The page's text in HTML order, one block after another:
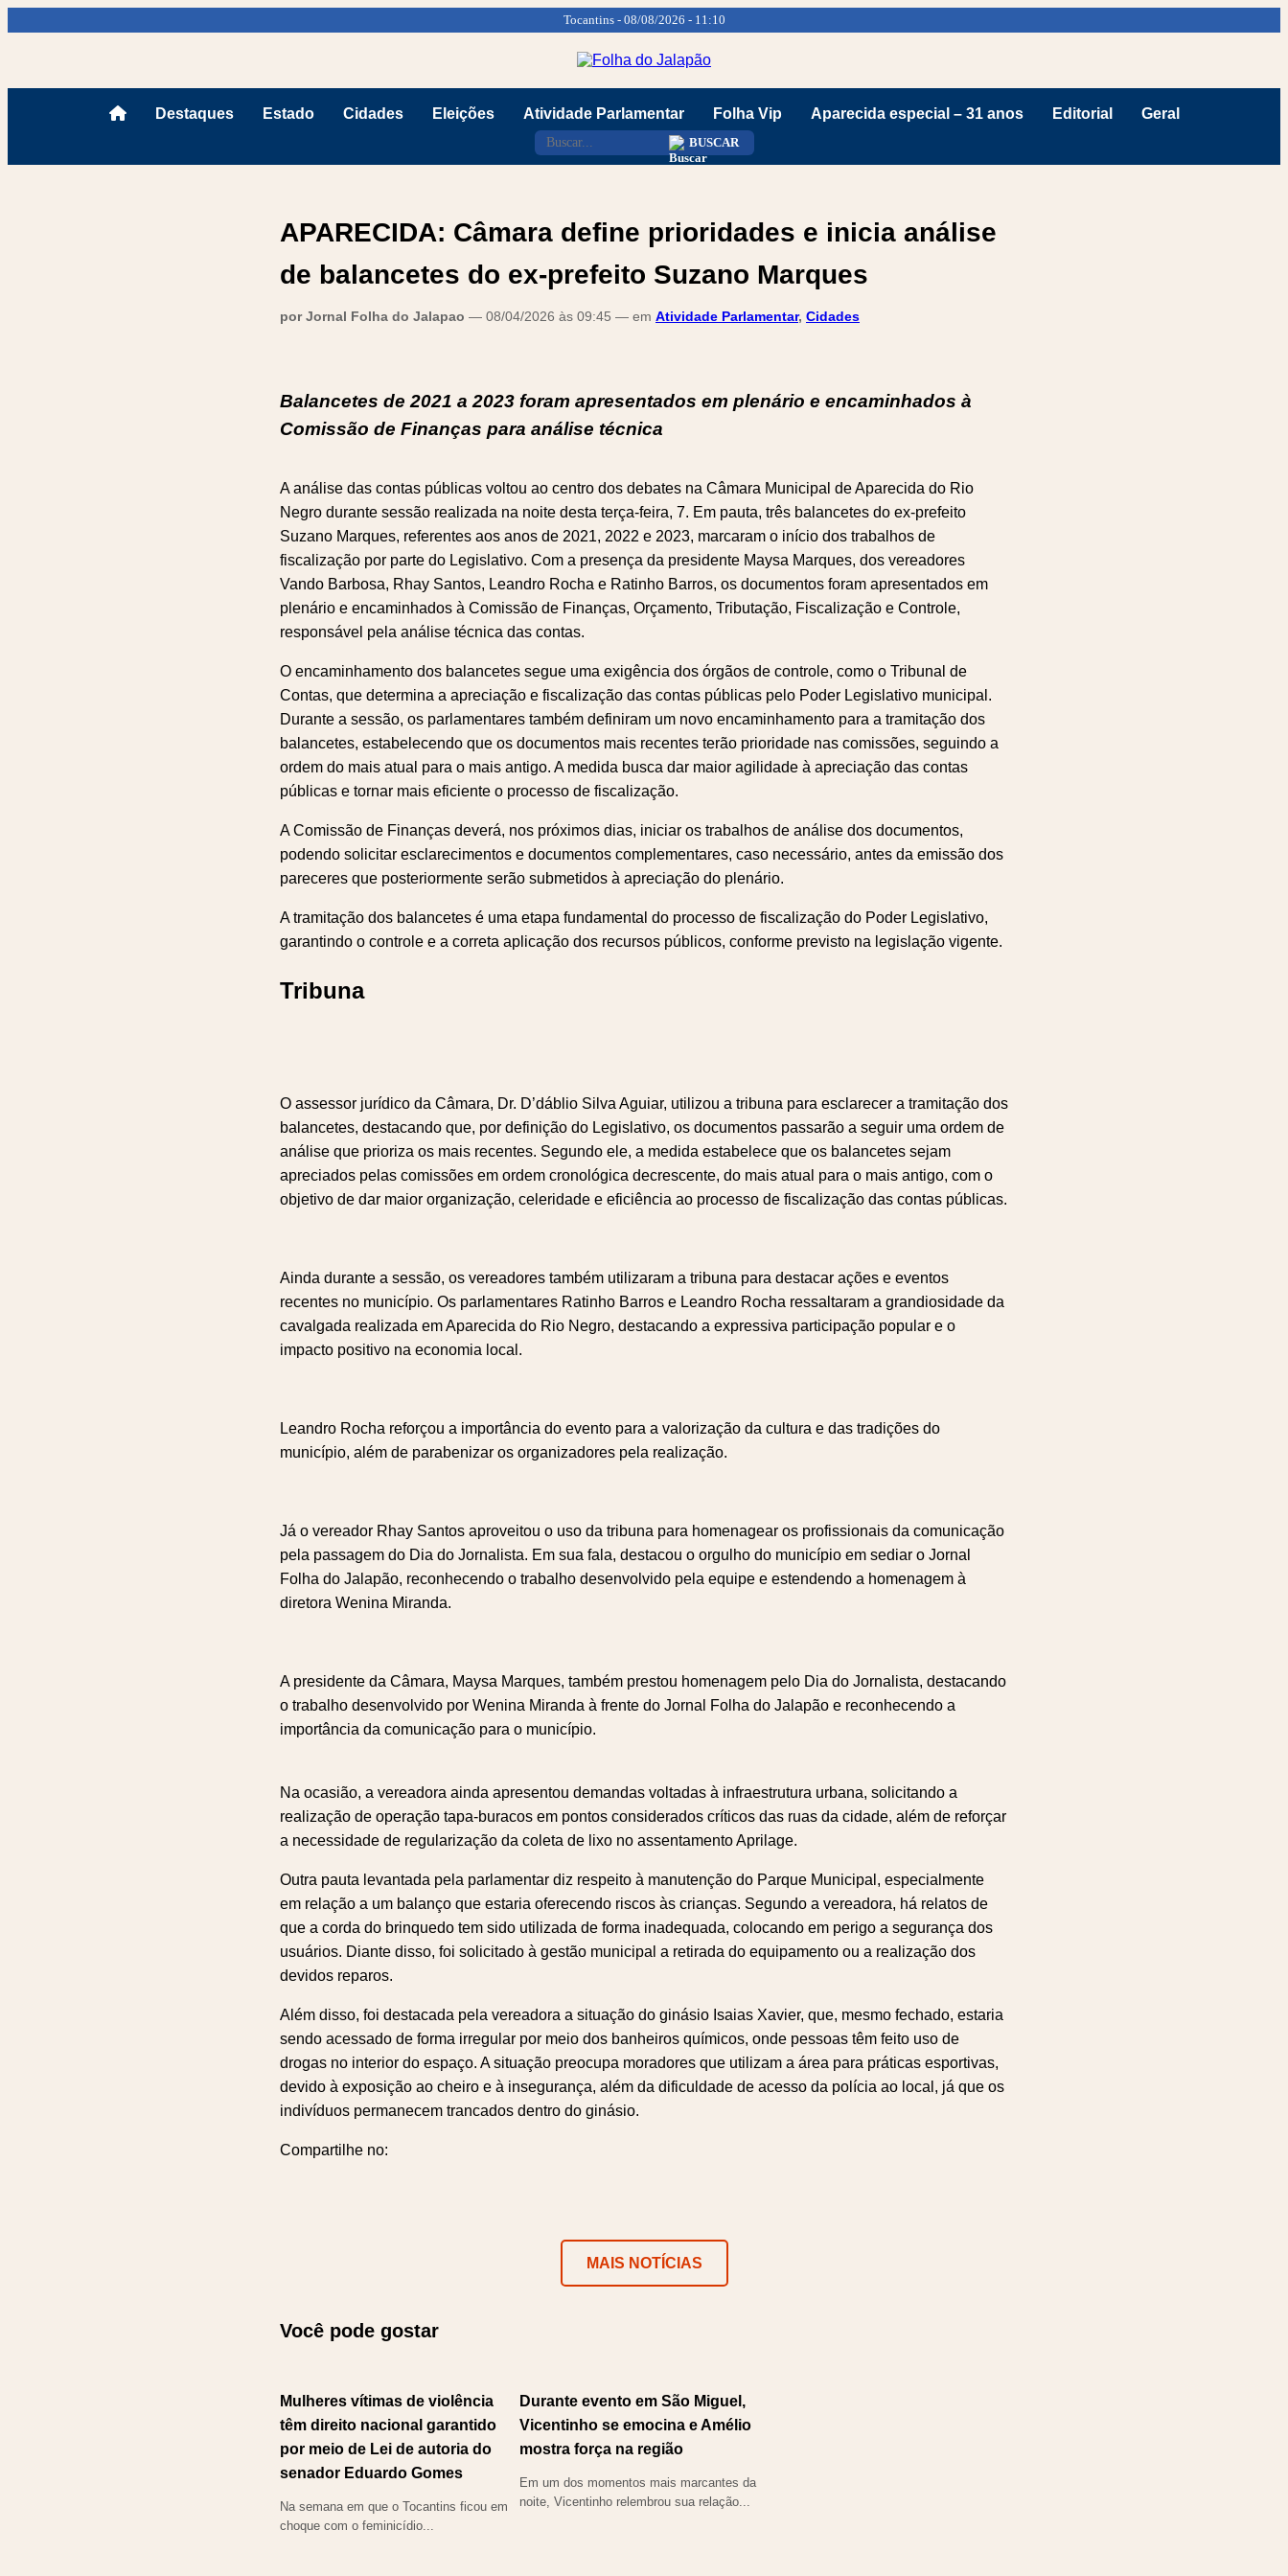
Tocantins - 08/08/2026 - 11:10
Destaques Estado Cidades Eleições Atividade Parlamentar Folha Vip Aparecida especial – 31 anos Editorial Geral
BUSCAR
APARECIDA: Câmara define prioridades e inicia análise
de balancetes do ex-prefeito Suzano Marques
por Jornal Folha do Jalapao — 08/04/2026 às 09:45 — em Atividade Parlamentar, Cidades
Balancetes de 2021 a 2023 foram apresentados em plenário e encaminhados à
Comissão de Finanças para análise técnica
A análise das contas públicas voltou ao centro dos debates na Câmara Municipal de Aparecida do Rio
Negro durante sessão realizada na noite desta terça-feira, 7. Em pauta, três balancetes do ex-prefeito
Suzano Marques, referentes aos anos de 2021, 2022 e 2023, marcaram o início dos trabalhos de
fiscalização por parte do Legislativo. Com a presença da presidente Maysa Marques, dos vereadores
Vando Barbosa, Rhay Santos, Leandro Rocha e Ratinho Barros, os documentos foram apresentados em
plenário e encaminhados à Comissão de Finanças, Orçamento, Tributação, Fiscalização e Controle,
responsável pela análise técnica das contas.
O encaminhamento dos balancetes segue uma exigência dos órgãos de controle, como o Tribunal de
Contas, que determina a apreciação e fiscalização das contas públicas pelo Poder Legislativo municipal.
Durante a sessão, os parlamentares também definiram um novo encaminhamento para a tramitação dos
balancetes, estabelecendo que os documentos mais recentes terão prioridade nas comissões, seguindo a
ordem do mais atual para o mais antigo. A medida busca dar maior agilidade à apreciação das contas
públicas e tornar mais eficiente o processo de fiscalização.
A Comissão de Finanças deverá, nos próximos dias, iniciar os trabalhos de análise dos documentos,
podendo solicitar esclarecimentos e documentos complementares, caso necessário, antes da emissão dos
pareceres que posteriormente serão submetidos à apreciação do plenário.
A tramitação dos balancetes é uma etapa fundamental do processo de fiscalização do Poder Legislativo,
garantindo o controle e a correta aplicação dos recursos públicos, conforme previsto na legislação vigente.
Tribuna
O assessor jurídico da Câmara, Dr. D’dáblio Silva Aguiar, utilizou a tribuna para esclarecer a tramitação dos
balancetes, destacando que, por definição do Legislativo, os documentos passarão a seguir uma ordem de
análise que prioriza os mais recentes. Segundo ele, a medida estabelece que os balancetes sejam
apreciados pelas comissões em ordem cronológica decrescente, do mais atual para o mais antigo, com o
objetivo de dar maior organização, celeridade e eficiência ao processo de fiscalização das contas públicas.
Ainda durante a sessão, os vereadores também utilizaram a tribuna para destacar ações e eventos
recentes no município. Os parlamentares Ratinho Barros e Leandro Rocha ressaltaram a grandiosidade da
cavalgada realizada em Aparecida do Rio Negro, destacando a expressiva participação popular e o
impacto positivo na economia local.
Leandro Rocha reforçou a importância do evento para a valorização da cultura e das tradições do
município, além de parabenizar os organizadores pela realização.
Já o vereador Rhay Santos aproveitou o uso da tribuna para homenagear os profissionais da comunicação
pela passagem do Dia do Jornalista. Em sua fala, destacou o orgulho do município em sediar o Jornal
Folha do Jalapão, reconhecendo o trabalho desenvolvido pela equipe e estendendo a homenagem à
diretora Wenina Miranda.
A presidente da Câmara, Maysa Marques, também prestou homenagem pelo Dia do Jornalista, destacando
o trabalho desenvolvido por Wenina Miranda à frente do Jornal Folha do Jalapão e reconhecendo a
importância da comunicação para o município.
Na ocasião, a vereadora ainda apresentou demandas voltadas à infraestrutura urbana, solicitando a
realização de operação tapa-buracos em pontos considerados críticos das ruas da cidade, além de reforçar
a necessidade de regularização da coleta de lixo no assentamento Aprilage.
Outra pauta levantada pela parlamentar diz respeito à manutenção do Parque Municipal, especialmente
em relação a um balanço que estaria oferecendo riscos às crianças. Segundo a vereadora, há relatos de
que a corda do brinquedo tem sido utilizada de forma inadequada, colocando em perigo a segurança dos
usuários. Diante disso, foi solicitado à gestão municipal a retirada do equipamento ou a realização dos
devidos reparos.
Além disso, foi destacada pela vereadora a situação do ginásio Isaias Xavier, que, mesmo fechado, estaria
sendo acessado de forma irregular por meio dos banheiros químicos, onde pessoas têm feito uso de
drogas no interior do espaço. A situação preocupa moradores que utilizam a área para práticas esportivas,
devido à exposição ao cheiro e à insegurança, além da dificuldade de acesso da polícia ao local, já que os
indivíduos permanecem trancados dentro do ginásio.
Compartilhe no:
MAIS NOTÍCIAS
Você pode gostar
Mulheres vítimas de violência
têm direito nacional garantido
por meio de Lei de autoria do
senador Eduardo Gomes
Na semana em que o Tocantins ficou em
choque com o feminicídio...
Durante evento em São Miguel,
Vicentinho se emocina e Amélio
mostra força na região
Em um dos momentos mais marcantes da
noite, Vicentinho relembrou sua relação...